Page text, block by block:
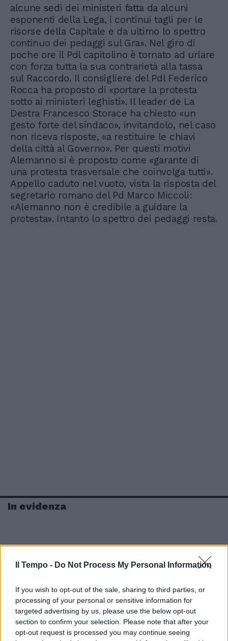
Il Tempo - Do Not Process My Personal Information
If you wish to opt-out of the sale, sharing to third parties, or
processing of your personal or sensitive information for
targeted advertising by us, please use the below opt-out
section to confirm your selection. Please note that after your
opt-out request is processed you may continue seeing
alcune sedi dei ministeri fatta da alcuni
esponenti della Lega, i continui tagli per le
risorse della Capitale e da ultimo lo spettro
continuo dei pedaggi sul Gra». Nel giro di
poche ore il Pdl capitolino è tornato ad urlare
con forza tutta la sua contrarietà alla tassa
sul Raccordo. Il consigliere del Pdl Federico
Rocca ha proposto di «portare la protesta
sotto ai ministeri leghisti». Il leader de La
Destra Francesco Storace ha chiesto «un
gesto forte del sindaco», invitandolo, nel caso
non riceva risposte, «a restituire le chiavi
della città al Governo». Per questi motivi
Alemanno si è proposto come «garante di
una protesta trasversale che coinvolga tutti».
Appello caduto nel vuoto, vista la risposta del
segretario romano del Pd Marco Miccoli:
«Alemanno non è credibile a guidare la
protesta». Intanto lo spettro dei pedaggi resta.
In evidenza